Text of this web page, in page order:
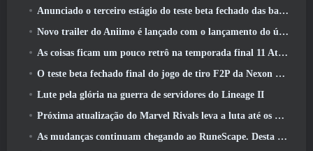
Anunciado o terceiro estágio do teste beta fechado das batalhas de infantaria do War Thunder
Novo trailer do Aniimo é lançado com o lançamento do último teste beta fechado
As coisas ficam um pouco retrô na temporada final 11 Atualizar
O teste beta fechado final do jogo de tiro F2P da Nexon Sudden Attack Zero Point começou hoje
Lute pela glória na guerra de servidores do Lineage II
Próxima atualização do Marvel Rivals leva a luta até os deuses
As mudanças continuam chegando ao RuneScape. Desta vez é a habitação do jogador